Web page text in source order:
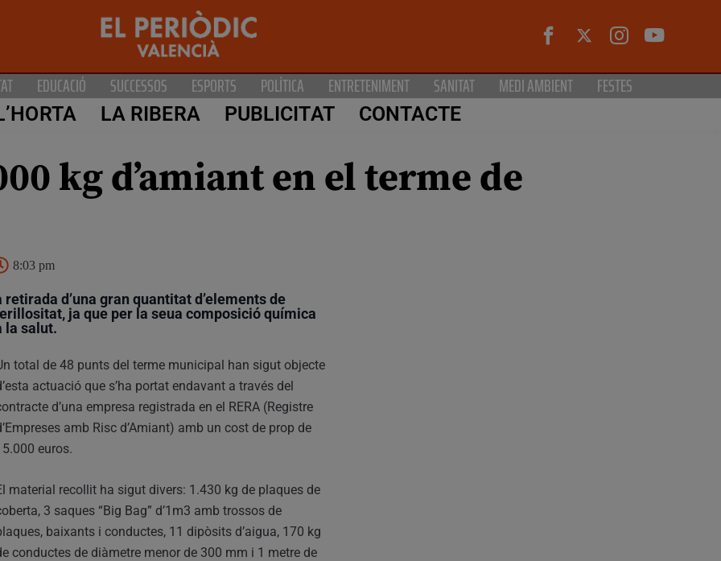
EDUCACIÓ SUCCESSOS ESPORTS POLÍTICA ENTRETENIMENT SANITAT MEDI AMBIENT FESTES
LA RIBERA PUBLICITAT CONTACTE
kg d’amiant en el terme de
8:03 pm
d’una gran quantitat d’elements de
ja que per la seua composició química
la salut.
total de 48 punts del terme municipal han sigut objecte
actuació que s’ha portat endavant a través del
d’una empresa registrada en el RERA (Registre
amb Risc d’Amiant) amb un cost de prop de
euros.
material recollit ha sigut divers: 1.430 kg de plaques de
3 saques “Big Bag” d’1m3 amb trossos de
baixants i conductes, 11 dipòsits d’aigua, 170 kg
conductes de diàmetre menor de 300 mm i 1 metre de